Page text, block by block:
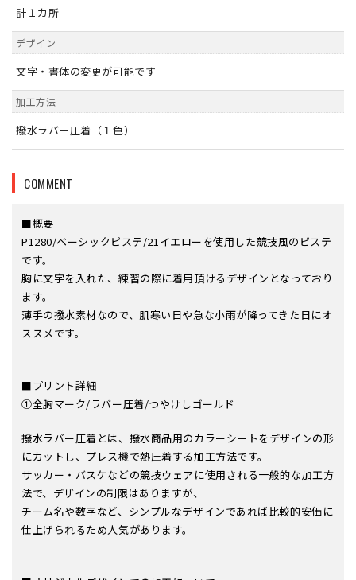
計１カ所
デザイン
文字・書体の変更が可能です
加工方法
撥水ラバー圧着（１色）
COMMENT
■概要
P1280/ベーシックピステ/21イエローを使用した競技風のピステ
です。
胸に文字を入れた、練習の際に着用頂けるデザインとなっており
ます。
薄手の撥水素材なので、肌寒い日や急な小雨が降ってきた日にオ
ススメです。
■プリント詳細
①全胸マーク/ラバー圧着/つやけしゴールド
撥水ラバー圧着とは、撥水商品用のカラーシートをデザインの形
にカットし、プレス機で熱圧着する加工方法です。
サッカー・バスケなどの競技ウェアに使用される一般的な加工方
法で、デザインの制限はありますが、
チーム名や数字など、シンプルなデザインであれば比較的安価に
仕上げられるため人気があります。